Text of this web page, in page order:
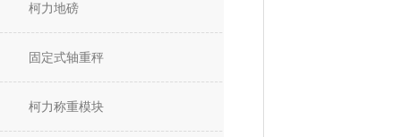
柯力地磅
固定式轴重秤
柯力称重模块